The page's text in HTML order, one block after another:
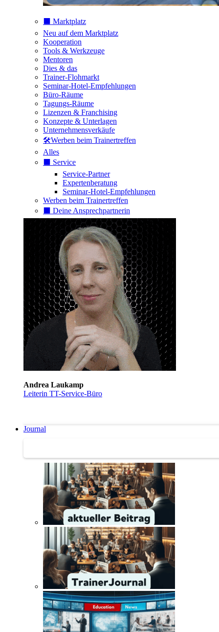
⬛️ Marktplatz
Neu auf dem Marktplatz
Kooperation
Tools & Werkzeuge
Mentoren
Dies & das
Trainer-Flohmarkt
Seminar-Hotel-Empfehlungen
Büro-Räume
Tagungs-Räume
Lizenzen & Franchising
Konzepte & Unterlagen
Unternehmensverkäufe
🛠️Werben beim Trainertreffen
Alles
⬛️ Service
Service-Partner
Expertenberatung
Seminar-Hotel-Empfehlungen
Werben beim Trainertreffen
⬛️ Deine Ansprechpartnerin
Andrea Laukamp
Leiterin TT-Service-Büro
Journal